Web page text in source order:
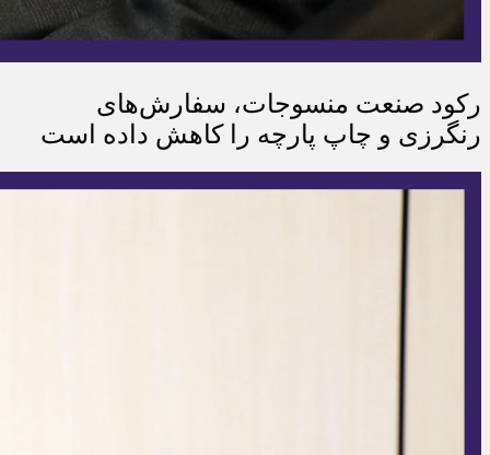
رکود صنعت منسوجات، سفارش‌های
رنگرزی و چاپ پارچه را کاهش داده است